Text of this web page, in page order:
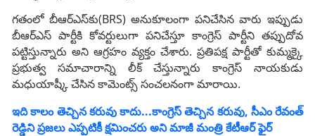
గతంలో బీఆర్ఎస్‌కు(BRS) అనుకూలంగా పనిచేసిన వారు ఇప్పుడు
బీఆర్ఎస్ పార్టీకి కోవర్టులుగా పనిచేస్తూ కాంగ్రెస్ పార్టీని తప్పుదోవ
పట్టిస్తున్నారు అని ఆగ్రహం వ్యక్తం చేశారు. ప్రతిపక్ష పార్టీతో కుమ్మక్కై
ప్రభుత్వ సమాచారాన్ని లీక్ చేస్తున్నారు కాంగ్రెస్ నాయకుడు
మధుయాష్కీ చేసిన కామెంట్స్ సంచలనంగా మారాయి.
ఇది కాలం తెచ్చిన కరువు కాదు...కాంగ్రెస్ తెచ్చిన కరువు, సీఎం రేవంత్
రెడ్డిని ప్రజలు ఎప్పటికీ క్షమించరు అని మాజీ మంత్రి కేటీఆర్ ఫైర్